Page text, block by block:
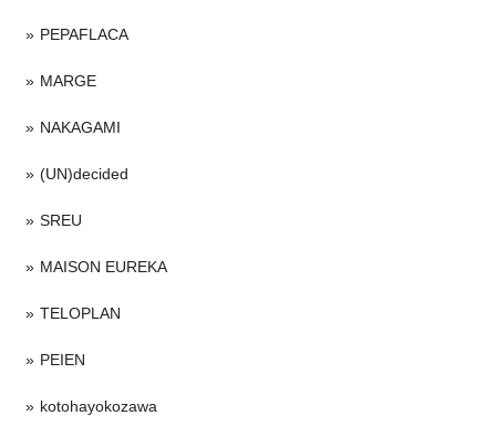
PEPAFLACA
MARGE
NAKAGAMI
(UN)decided
SREU
MAISON EUREKA
TELOPLAN
PEIEN
kotohayokozawa